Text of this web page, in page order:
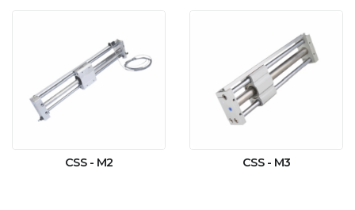
CSS - M2 CSS - M3